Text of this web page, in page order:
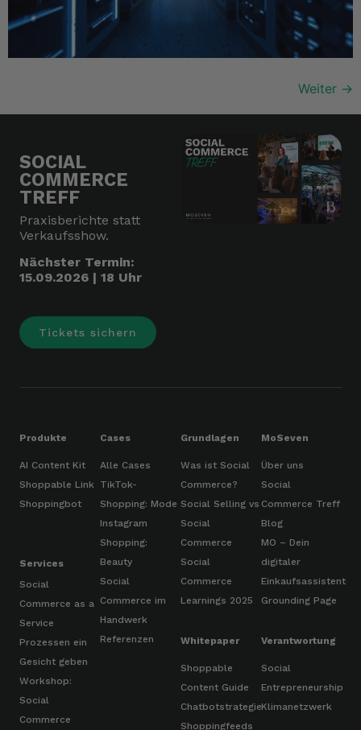
Weiter →
SOCIAL
COMMERCE
TREFF
Praxisberichte statt
Verkaufsshow.
Nächster Termin:
15.09.2026 | 18 Uhr
Tickets sichern
Produkte
AI Content Kit
Shoppable Link
Shoppingbot
Services
Social
Commerce as a
Service
Prozessen ein
Gesicht geben
Workshop:
Social
Commerce
Cases
Alle Cases
TikTok-
Shopping: Mode
Instagram
Shopping:
Beauty
Social
Commerce im
Handwerk
Referenzen
Grundlagen
Was ist Social
Commerce?
Social Selling vs
Social
Commerce
Social
Commerce
Learnings 2025
Whitepaper
Shoppable
Content Guide
Chatbotstrategie
Shoppingfeeds
MoSeven
Über uns
Social
Commerce Treff
Blog
MO – Dein
digitaler
Einkaufsassistent
Grounding Page
Verantwortung
Social
Entrepreneurship
Klimanetzwerk